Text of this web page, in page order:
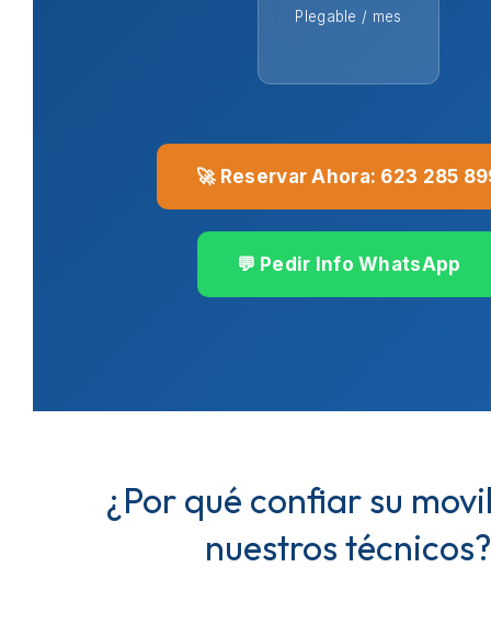
Plegable / mes
🚀 Reservar Ahora: 623 285
💬 Pedir Info WhatsApp
¿Por qué confiar su
nuestros técnicos?